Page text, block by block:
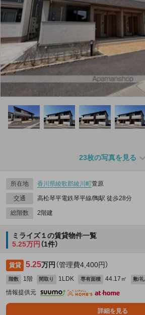
23枚の写真を見る
所在地 香川県綾歌郡綾川町萱原
交通 高松琴平電鉄琴平線/陶駅 徒歩28分
総階数 2階建
ミライズ１の賃貸物件一覧
5.25万円 （1件）
賃貸 5.25万円 （管理費4,400円）
階数 1階 間取り 1LDK 専有面積 44.17㎡ 敷/礼
情報提供元
詳細を見る